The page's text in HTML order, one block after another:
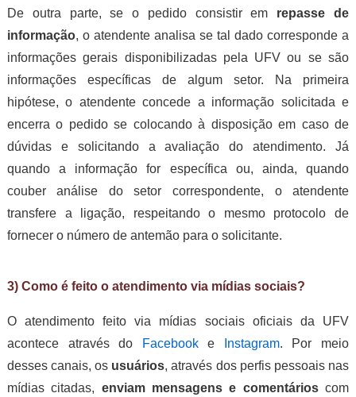
De outra parte, se o pedido consistir em repasse de
informação, o atendente analisa se tal dado corresponde a
informações gerais disponibilizadas pela UFV ou se são
informações específicas de algum setor. Na primeira
hipótese, o atendente concede a informação solicitada e
encerra o pedido se colocando à disposição em caso de
dúvidas e solicitando a avaliação do atendimento. Já
quando a informação for específica ou, ainda, quando
couber análise do setor correspondente, o atendente
transfere a ligação, respeitando o mesmo protocolo de
fornecer o número de antemão para o solicitante.
3) Como é feito o atendimento via mídias sociais?
O atendimento feito via mídias sociais oficiais da UFV
acontece através do
Facebooke Instagram. Por meio
desses canais, os usuários, através dos perfis pessoais nas
mídias citadas, enviam mensagens e comentárioscom